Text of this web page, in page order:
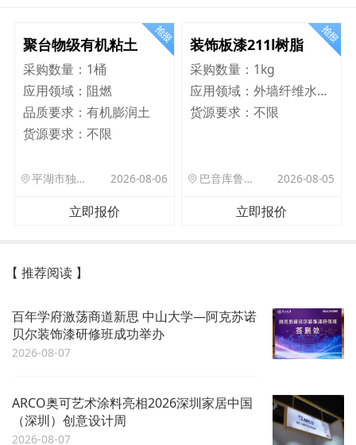
聚台物级有机粘土
采购数量： 1桶
应用领域： 阻燃
品质要求： 有机膨润土
货源要求： 不限
平湖市独山港镇集港路 589 号 2026-08-06
立即报价
装饰板漆211l树脂
采购数量： 1kg
应用领域：
外墙纤维水泥板
货源要求：不限
巴音库鲁提镇,托帕口岸六号库房 2026-08-05
立即报价
【 推荐阅读 】
百年学府激荡商道新思 中山大学—阿克苏诺
贝尔装饰漆研修班成功举办
2026-08-07
ARCO奥可艺术涂料亮相2026深圳家居中国
（深圳）创意设计周
2026-08-07